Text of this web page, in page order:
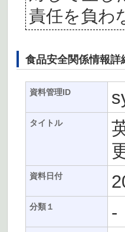
責任を負わ
食品安全関係情報詳
資料管理ID
タイトル
資料日付
分類１ -